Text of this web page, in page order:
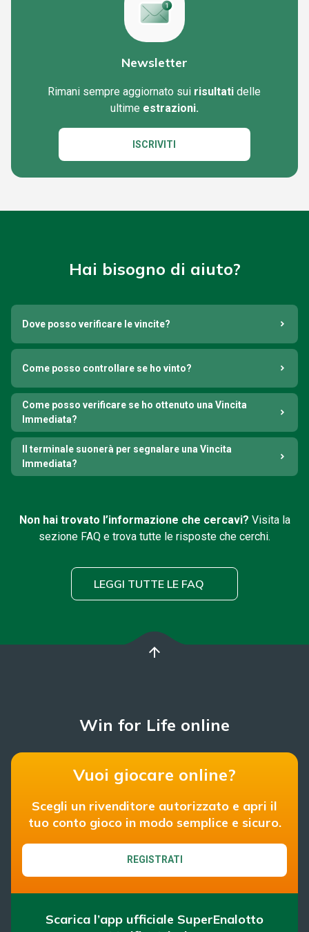
Newsletter
Rimani sempre aggiornato sui risultati delle
ultime estrazioni.
ISCRIVITI
Hai bisogno di aiuto?
Dove posso verificare le vincite?
Come posso controllare se ho vinto?
Come posso verificare se ho ottenuto una Vincita
Immediata?
Il terminale suonerà per segnalare una Vincita
Immediata?
Non hai trovato l’informazione che cercavi? Visita la
sezione FAQ e trova tutte le risposte che cerchi.
LEGGI TUTTE LE FAQ
arrow_upward
Win for Life online
Vuoi giocare online?
Scegli un rivenditore autorizzato e apri il
tuo conto gioco in modo semplice e sicuro.
REGISTRATI
Scarica l’app ufficiale SuperEnalotto